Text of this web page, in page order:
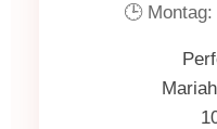
🕒